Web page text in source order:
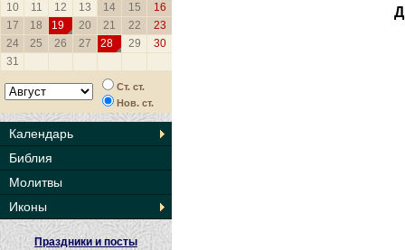
10
11 12 13 14 15
16
17
18 19 20 21 22
23
24
25 26 27 28 29
30
31
Ст. ст.
Нов. ст.
Календарь
Библия
Молитвы
Иконы
Праздники и посты